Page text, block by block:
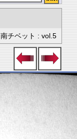
南チベット : vol.5